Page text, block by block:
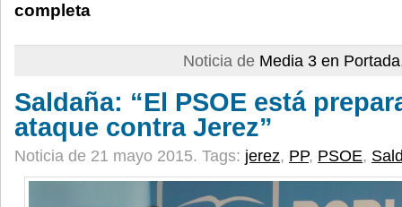
completa
Noticia de Media 3 en Portada
Saldaña: “El PSOE está
ataque contra Jerez”
Noticia de 21 mayo 2015. Tags: jerez, PP, PSOE,